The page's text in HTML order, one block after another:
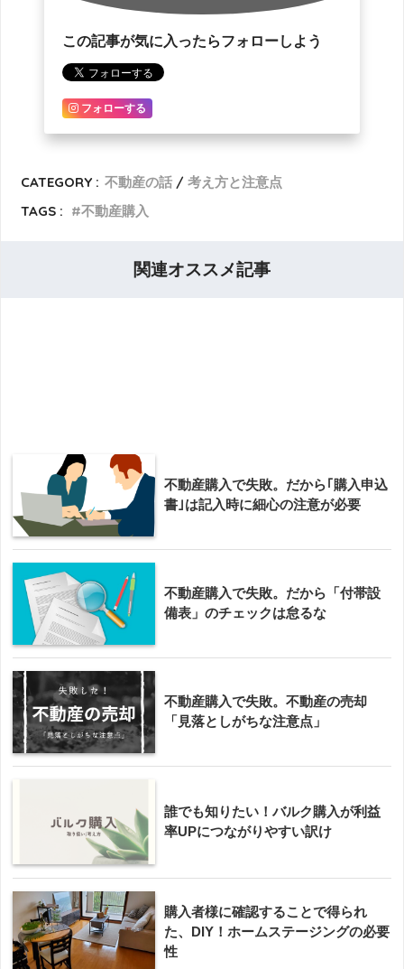
この記事が気に入ったらフォローしよう
フォローする
CATEGORY : 不動産の話
考え方と注意点
TAGS :
不動産購入
関連オススメ記事
不動産購入で失敗。だから｢購入申込
書｣は記入時に細心の注意が必要
不動産購入で失敗。だから「付帯設
備表」のチェックは怠るな
不動産購入で失敗。不動産の売却
「見落としがちな注意点」
誰でも知りたい！バルク購入が利益
率UPにつながりやすい訳け
購入者様に確認することで得られ
た、DIY！ホームステージングの必要
性